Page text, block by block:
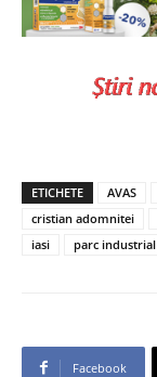
ETICHETE AVAS
cristian adomnitei
iasi
parc industrial
Facebook